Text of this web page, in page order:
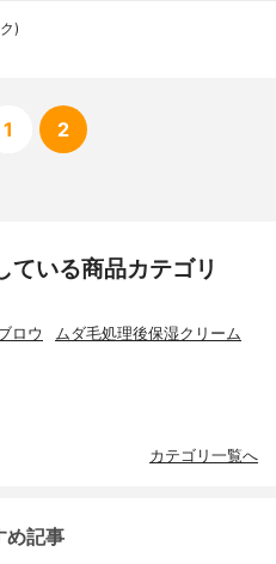
)
1 2
ている商品カテゴリ
ロウ ムダ毛処理後保湿クリーム
カテゴリ一覧へ
め記事